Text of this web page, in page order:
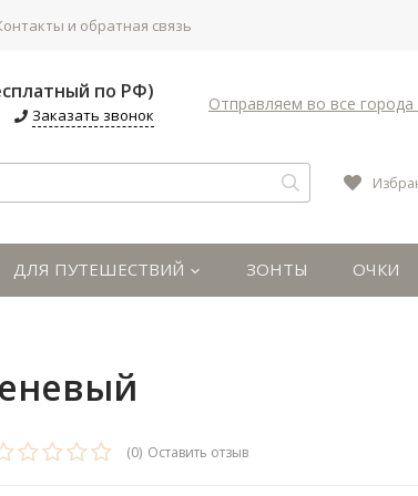
и обратная связь
по РФ)
Заказать звонок
Отправляем во все города
ДЛЯ ПУТЕШЕСТВИЙ ЗОНТЫ ОЧКИ
(0) Оставить отзыв